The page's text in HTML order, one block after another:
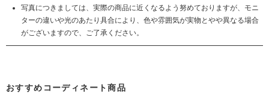
写真につきましては、実際の商品に近くなるよう努めておりますが、モニ
ターの違いや光のあたり具合により、色や雰囲気が実物とやや異なる場合
がございますので、ご了承ください。
おすすめコーディネート商品